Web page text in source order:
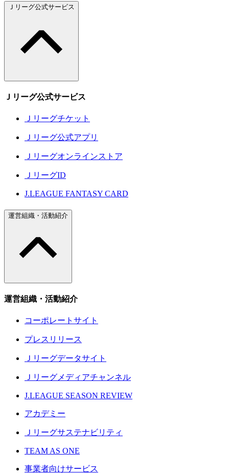
Ｊリーグ公式サービス
Ｊリーグ公式サービス
Ｊリーグチケット
Ｊリーグ公式アプリ
Ｊリーグオンラインストア
ＪリーグID
J.LEAGUE FANTASY CARD
運営組織・活動紹介
運営組織・活動紹介
コーポレートサイト
プレスリリース
Ｊリーグデータサイト
Ｊリーグメディアチャンネル
J.LEAGUE SEASON REVIEW
アカデミー
Ｊリーグサステナビリティ
TEAM AS ONE
事業者向けサービス